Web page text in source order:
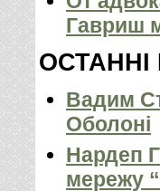
Гавриш
ОСТАННІ
Вадим
Оболоні
Нардеп
мережу